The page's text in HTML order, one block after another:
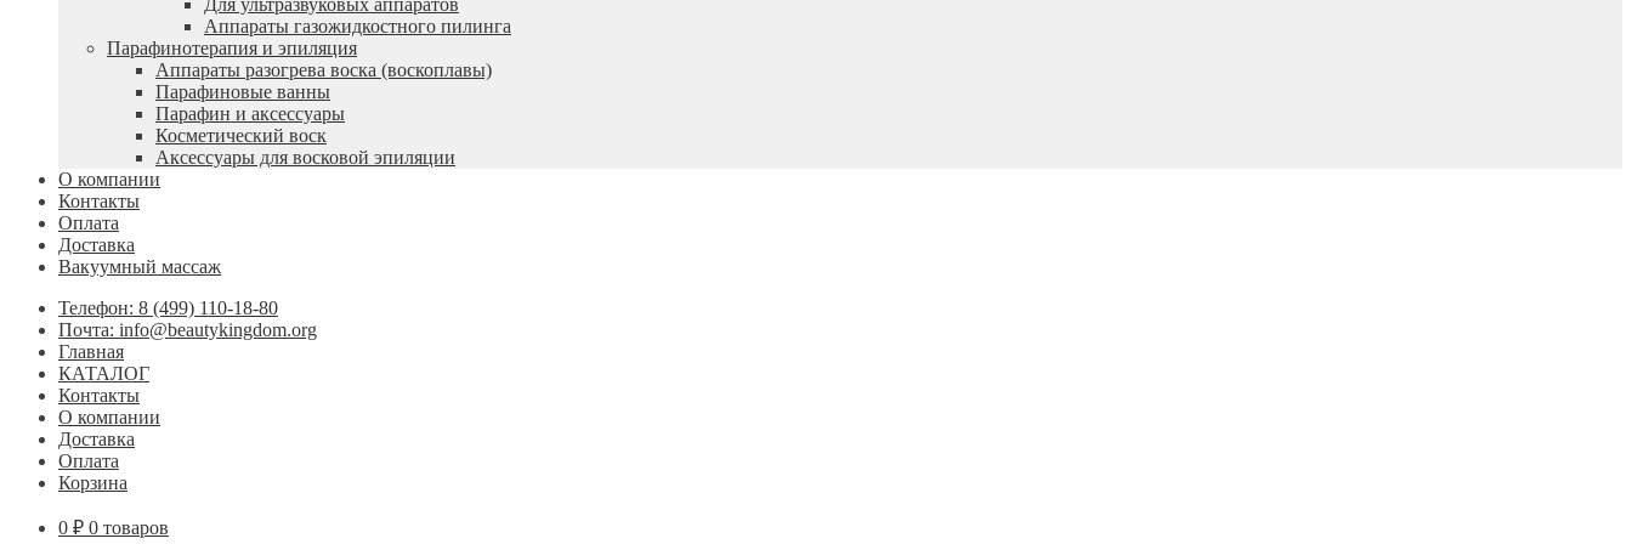
Для ультразвуковых аппаратов
Аппараты газожидкостного пилинга
Парафинотерапия и эпиляция
Аппараты разогрева воска (воскоплавы)
Парафиновые ванны
Парафин и аксессуары
Косметический воск
Аксессуары для восковой эпиляции
О компании
Контакты
Оплата
Доставка
Вакуумный массаж
Телефон: 8 (499) 110-18-80
Почта: info@beautykingdom.org
Главная
КАТАЛОГ
Контакты
О компании
Доставка
Оплата
Корзина
0 ₽ 0 товаров